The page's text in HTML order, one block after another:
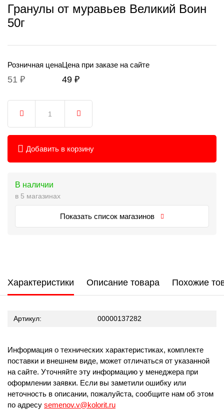
Гранулы от муравьев Великий Воин
50г
Розничная цена
51 ₽
Цена при заказе на сайте
49 ₽
Добавить в корзину
В наличии
в 5 магазинах
Показать список магазинов
Характеристики Описание товара Похожие
Артикул: 00000137282
Информация о технических характеристиках, комплекте
поставки и внешнем виде, может отличаться от указанной
на сайте. Уточняйте эту информацию у менеджера при
оформлении заявки. Если вы заметили ошибку или
неточность в описании, пожалуйста, сообщите нам об этом
по адресу semenov.v@kolorit.ru